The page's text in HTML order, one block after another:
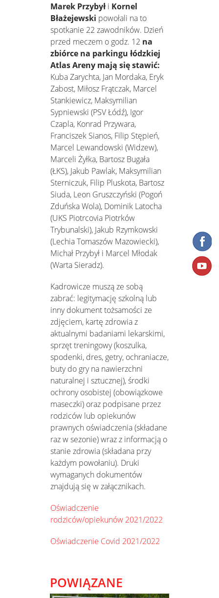
Marek Przybył i Kornel
Błażejewski powołali na to
spotkanie 22 zawodników. Dzień
przed meczem o godz. 12 na
zbiórce na parkingu łódzkiej
Atlas Areny mają się stawić:
Kuba Zarychta, Jan Mordaka, Eryk
Zabost, Miłosz Frątczak, Marcel
Stankiewicz, Maksymilian
Sypniewski (PSV Łódź), Igor
Czapla, Konrad Przywara,
Franciszek Sianos, Filip Stępień,
Marcel Lewandowski (Widzew),
Marceli Żyłka, Bartosz Bugała
(ŁKS), Jakub Pawlak, Maksymilian
Sterniczuk, Filip Pluskota, Bartosz
Siuda, Leon Gruszczyński (Pogoń
Zduńska Wola), Dominik Latocha
(UKS Piotrcovia Piotrków
Trybunalski), Jakub Rzymkowski
(Lechia Tomaszów Mazowiecki),
Michał Przybył i Marcel Młodak
(Warta Sieradz).
Kadrowicze muszą ze sobą
zabrać: legitymację szkolną lub
inny dokument tożsamości ze
zdjęciem, kartę zdrowia z
aktualnymi badaniami lekarskimi,
sprzęt treningowy (koszulka,
spodenki, dres, getry, ochraniacze,
buty do gry na nawierzchni
naturalnej i sztucznej), środki
ochrony osobistej (obowiązkowe
maseczki) oraz podpisane przez
rodziców lub opiekunów
prawnych oświadczenia (składane
raz w sezonie) wraz z informacją o
stanie zdrowia (składana przy
każdym powołaniu). Druki
wymaganych dokumentów
znajdują się w załącznikach.
Oświadczenie
rodziców/opiekunów 2021/2022
Oświadczenie Covid 2021/2022
POWIĄZANE